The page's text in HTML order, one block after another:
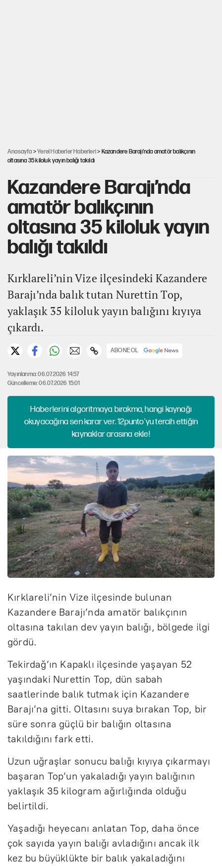
Anasayfa >Yerel Haberler Haberleri> Kazandere Barajı’nda amatör balıkçının
oltasına 35 kiloluk yayın balığı takıldı
Kazandere Barajı’nda
amatör balıkçının
oltasına 35 kiloluk yayın
balığı takıldı
Kırklareli’nin Vize ilçesindeki Kazandere
Barajı’nda balık tutan Nurettin Top,
yaklaşık 35 kiloluk yayın balığını kıyıya
çıkardı.
ABONE OL
Yayınlanma: 06.07.2026 14:57
Güncelleme: 06.07.2026 15:01
Haberlerini algoritmaya bırakma, hangi kaynağı
okuyacağına sen karar ver. 12punto'yu tercih ettiğin
kaynaklar arasına ekle!
Kırklareli’nin Vize ilçesinde bulunan
Kazandere Barajı’nda amatör balıkçının
oltasına takılan dev yayın balığı, bölgede ilgi
gördü.
Tekirdağ’ın Kapaklı ilçesinde yaşayan 52
yaşındaki Nurettin Top, dün sabah
saatlerinde balık tutmak için Kazandere
Barajı’na gitti. Oltasını suya bırakan Top, bir
süre sonra güçlü bir balığın oltasına
takıldığını fark etti.
Uzun uğraşlar sonucu balığı kıyıya çıkarmayı
başaran Top’un yakaladığı yayın balığının
yaklaşık 35 kilogram ağırlığında olduğu
belirtildi.
Yaşadığı heyecanı anlatan Top, daha önce
çok sayıda yayın balığı avladığını ancak ilk
kez bu büyüklükte bir balık yakaladığını